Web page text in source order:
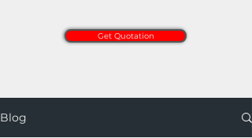
Get Quotation
Blog